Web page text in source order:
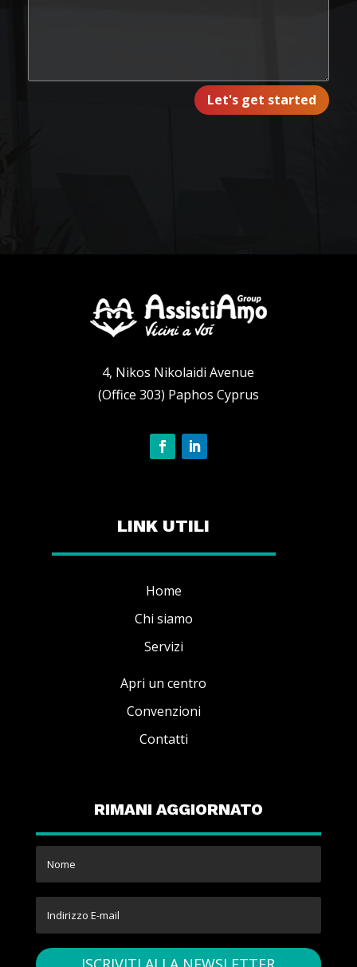
Let's get started
4, Nikos Nikolaidi Avenue
(Office 303) Paphos Cyprus
LINK UTILI
Home
Chi siamo
Servizi
Apri un centro
Convenzioni
Contatti
RIMANI AGGIORNATO